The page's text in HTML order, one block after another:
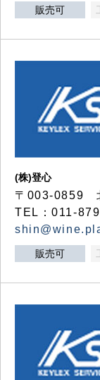
販売可
(株)登心
〒003-0859
TEL：011-
販売可